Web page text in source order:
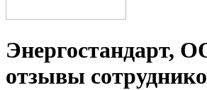
Энергостандарт,
отзывы